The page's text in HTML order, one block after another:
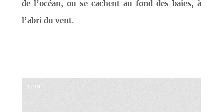
de l’océan, ou se cachent au fond des baies, à
l’abri du vent.
1 / 16